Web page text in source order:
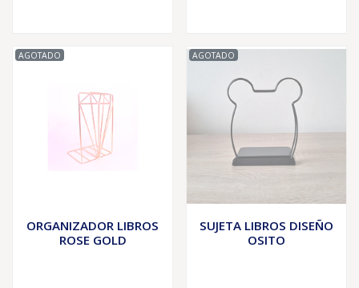
AGOTADO
ORGANIZADOR LIBROS
ROSE GOLD
AGOTADO
SUJETA LIBROS DISEÑO
OSITO